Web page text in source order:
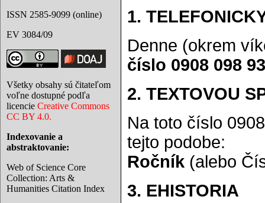
ISSN 2585-9099 (online)
EV 3084/09
Všetky obsahy sú čitateľom
voľne dostupné podľa
licencie Creative Commons
CC BY 4.0.
Indexovanie a
abstraktovanie:
Web of Science Core
Collection: Arts &
Humanities Citation Index
1.
Denne (okrem
číslo 0908 098
2. TEXTOVOU
Na toto číslo
tejto podobe:
Ročník (alebo
3. EHISTORIA